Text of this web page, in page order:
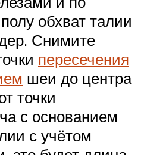
обхват талии
Снимите
пересечения
шеи до центра
точки
с основанием
с учётом